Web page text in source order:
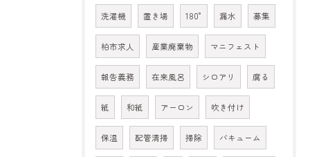
洗濯機 置き場 180° 漏水 募集
柏市求人 産業廃棄物 マニフェスト
報告義務 在来風呂 シロアリ 腐る
紙 和紙 アーロン 吹き付け
保温 配管清掃 掃除 バキューム